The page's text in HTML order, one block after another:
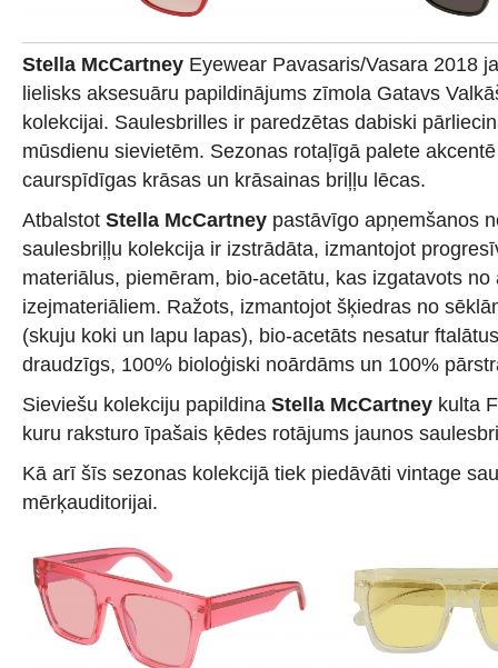
Stella McCartney Eyewear Pavasaris/Vasara 2018
lielisks aksesuāru papildinājums zīmola Gatavs
kolekcijai. Saulesbrilles ir paredzētas dabiski
mūsdienu sievietēm. Sezonas rotaļīgā palete
caurspīdīgas krāsas un krāsainas briļļu lēcas.
Atbalstot Stella McCartney pastāvīgo apņemšanos
saulesbriļļu kolekcija ir izstrādāta, izmantojot
materiālus, piemēram, bio-acetātu, kas izgatavots no
izejmateriāliem. Ražots, izmantojot šķiedras no
(skuju koki un lapu lapas), bio-acetāts nesatur
draudzīgs, 100% bioloģiski noārdāms un 100%
Sieviešu kolekciju papildina Stella McCartney kulta
kuru raksturo īpašais ķēdes rotājums jaunos
Kā arī šīs sezonas kolekcijā tiek piedāvāti vintage
mērķauditorijai.